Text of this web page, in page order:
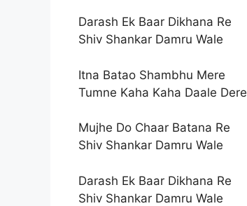
Darash Ek Baar Dikhana Re
Shiv Shankar Damru Wale
Itna Batao Shambhu Mere
Tumne Kaha Kaha Daale Dere
Mujhe Do Chaar Batana Re
Shiv Shankar Damru Wale
Darash Ek Baar Dikhana Re
Shiv Shankar Damru Wale